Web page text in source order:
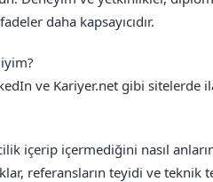
daha kapsayıcıdır.
ve Kariyer.net gibi sitelerde
içerip içermediğini nasıl
referansların teyidi ve